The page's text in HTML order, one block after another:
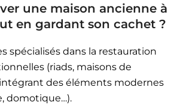
une maison ancienne à
en gardant son cachet ?
spécialisés dans la restauration
(riads, maisons de
des éléments modernes
domotique…).